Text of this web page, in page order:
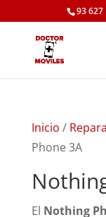
93 627
Inicio /
Phone 3A
El Nothing